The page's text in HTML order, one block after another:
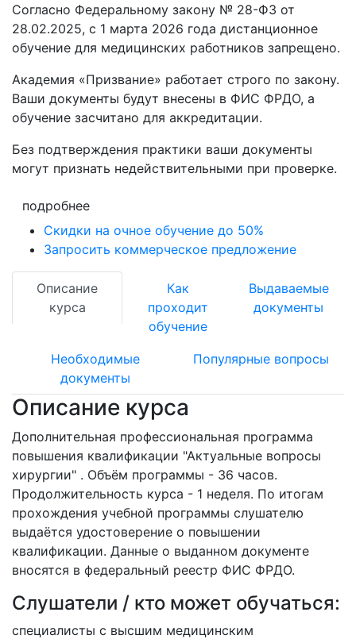
Согласно Федеральному закону № 28-ФЗ от
28.02.2025, с 1 марта 2026 года дистанционное
обучение для медицинских работников запрещено.
Академия «Призвание» работает строго по закону.
Ваши документы будут внесены в ФИС ФРДО, а
обучение засчитано для аккредитации.
Без подтверждения практики ваши документы
могут признать недействительными при проверке.
подробнее
Скидки на очное обучение до 50%
Запросить коммерческое предложение
Описание
курса
Как
проходит
обучение
Выдаваемые
документы
Необходимые
документы
Популярные вопросы
Описание курса
Дополнительная профессиональная программа
повышения квалификации "Актуальные вопросы
хирургии" . Объём программы - 36 часов.
Продолжительность курса - 1 неделя. По итогам
прохождения учебной программы слушателю
выдаётся удостоверение о повышении
квалификации. Данные о выданном документе
вносятся в федеральный реестр ФИС ФРДО.
Слушатели / кто может обучаться:
специалисты с высшим медицинским